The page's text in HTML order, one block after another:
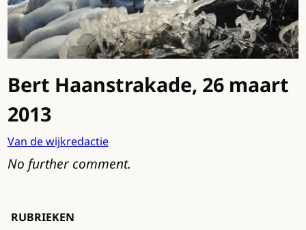
Bert Haanstrakade, 26 maart
2013
Van de wijkredactie
No further comment.
RUBRIEKEN